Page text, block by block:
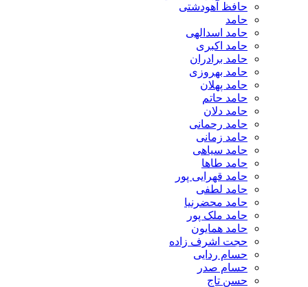
حافظ آهودشتی
حامد
حامد اسدالهی
حامد اکبری
حامد برادران
حامد بهروزی
حامد پهلان
حامد حاتم
حامد دلان
حامد رحمانی
حامد زمانی
حامد سیاهی
حامد طاها
حامد قهرایی پور
حامد لطفی
حامد محضرنیا
حامد ملک پور
حامد همایون
حجت اشرف زاده
حسام ردایی
حسام صدر
حسن تاج